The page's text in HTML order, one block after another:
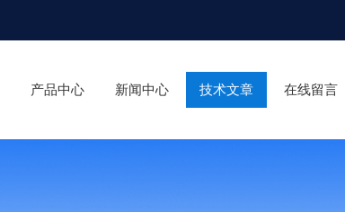
产品中心 新闻中心 技术文章 在线留言